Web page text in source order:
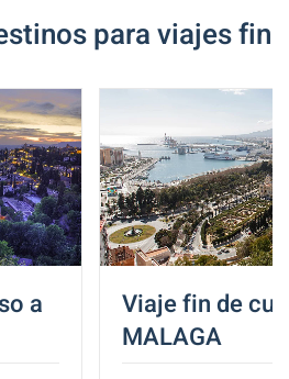
para viajes fin
a
Viaje fin de
MALAGA